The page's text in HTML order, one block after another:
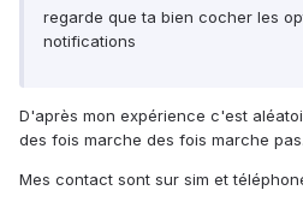
regarde que ta bien cocher les
notifications
D'après mon expérience c'est
des fois marche des fois marche pas.
Mes contact sont sur sim et